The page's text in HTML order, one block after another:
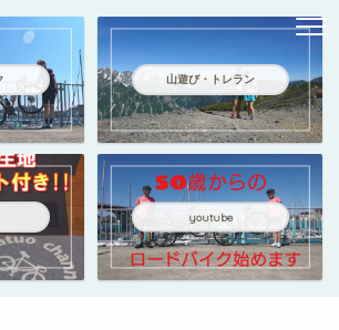
山遊び・トレラン
youtube